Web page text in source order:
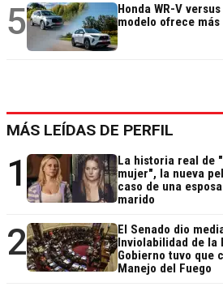
5
Honda WR-V
modelo ofrece
MÁS LEÍDAS DE PERFIL
1
La historia real de
mujer", la nueva
caso de una
marido
2
El Senado dio
Inviolabilidad de la
Gobierno tuvo que
Manejo del Fuego